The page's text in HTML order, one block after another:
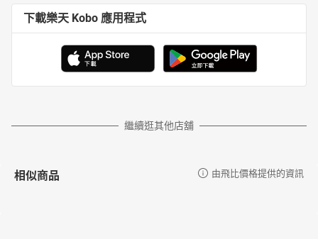
下載樂天 Kobo 應用程式
繼續逛其他店舖
相似商品 由飛比價格提供的資訊